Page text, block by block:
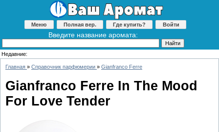
Меню Полная вер. Где купить? Войти
Введите название аромата:
Недавние:
Главная » Справочник парфюмерии » Gianfranco Ferre
Gianfranco Ferre In The Mood
For Love Tender